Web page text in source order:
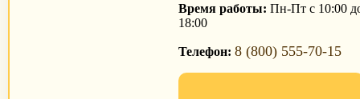
Время работы: Пн-Пт с 10:00
18:00
Телефон:8 (800) 555-70-15